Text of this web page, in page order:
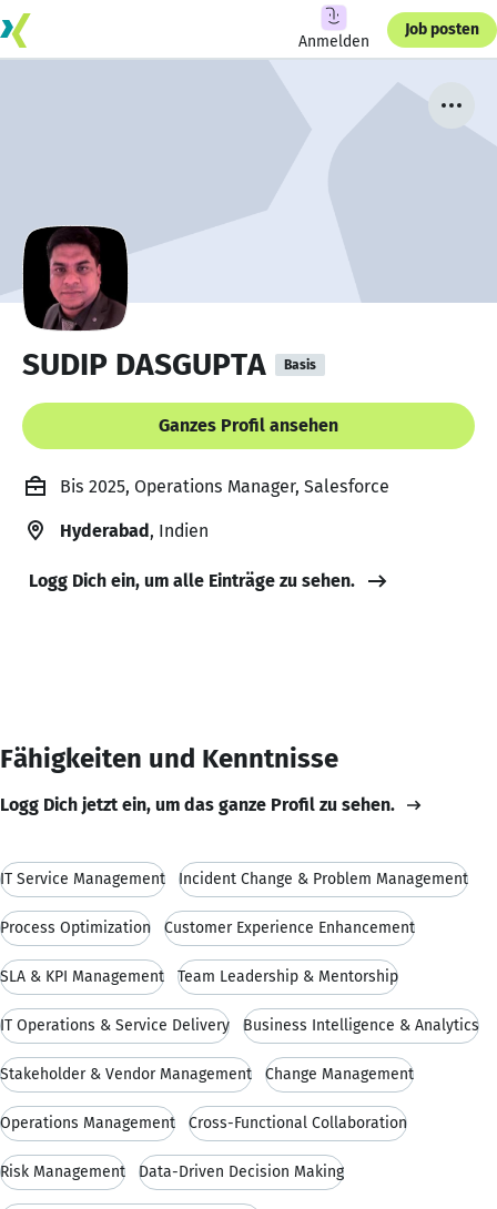
Anmelden
Job posten
SUDIP DASGUPTA Basis
Ganzes Profil ansehen
Bis 2025, Operations Manager, Salesforce
Hyderabad, Indien
Logg Dich ein, um alle Einträge zu sehen.
Fähigkeiten und Kenntnisse
Logg Dich jetzt ein, um das ganze Profil zu sehen.
IT Service Management Incident Change & Problem Management
Process Optimization Customer Experience Enhancement
SLA & KPI Management Team Leadership & Mentorship
IT Operations & Service Delivery Business Intelligence & Analytics
Stakeholder & Vendor Management Change Management
Operations Management Cross-Functional Collaboration
Risk Management Data-Driven Decision Making